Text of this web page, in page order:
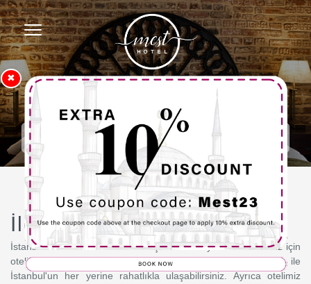
✖
Anasayfa İletişim
İletişim
İstanbul'un tarihi merkezlerini keşfetmek isteyen konuklarımız için
otelimiz çok iyi bir konuma sahiptir. Kolay ulaşım imkanları ile
İstanbul'un her yerine rahatlıkla ulaşabilirsiniz. Ayrıca otelimiz